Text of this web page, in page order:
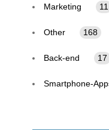
Marketing 11
Other 168
Back-end 17
Smartphone-